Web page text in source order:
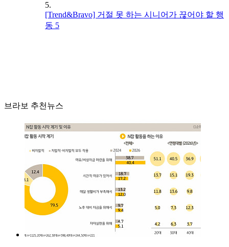
5.
[Trend&Bravo] 거절 못 하는 시니어가 끊어야 할 행
동 5
브라보 추천뉴스